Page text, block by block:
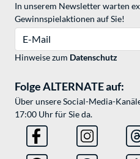
In unserem Newsletter warten
Gewinnspielaktionen auf Sie!
Hinweise zum Datenschutz
Folge ALTERNATE auf:
Über unsere Social-Media-
17:00 Uhr für Sie da.